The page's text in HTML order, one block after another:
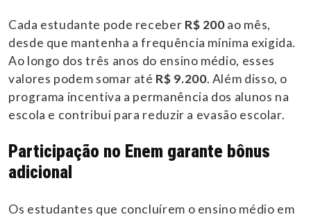
Cada estudante pode receber R$ 200ao mês,
desde que mantenha a frequência mínima exigida.
Ao longo dos três anos do ensino médio, esses
valores podem somar até R$ 9.200. Além disso, o
programa incentiva a permanência dos alunos na
escola e contribui para reduzir a evasão escolar.
Participação no Enem garante bônus
adicional
Os estudantes que concluírem o ensino médio em